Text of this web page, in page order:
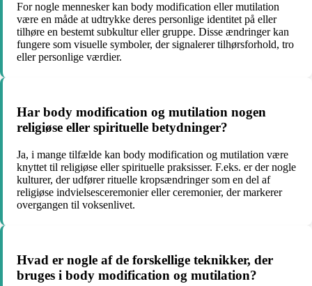
For nogle mennesker kan body modification eller mutilation
være en måde at udtrykke deres personlige identitet på eller
tilhøre en bestemt subkultur eller gruppe. Disse ændringer kan
fungere som visuelle symboler, der signalerer tilhørsforhold, tro
eller personlige værdier.
Har body modification og mutilation nogen
religiøse eller spirituelle betydninger?
Ja, i mange tilfælde kan body modification og mutilation være
knyttet til religiøse eller spirituelle praksisser. F.eks. er der nogle
kulturer, der udfører rituelle kropsændringer som en del af
religiøse indvielsesceremonier eller ceremonier, der markerer
overgangen til voksenlivet.
Hvad er nogle af de forskellige teknikker, der
bruges i body modification og mutilation?